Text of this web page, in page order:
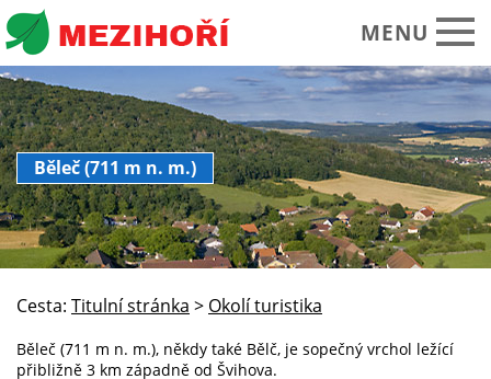
MENU
Obecní úřad
O obci Mezihoří
Historie Památky
Spolky sdružení
Okolí turistika
Kalendář akcí
Běleč (711 m n. m.)
Cesta: Titulní stránka > Okolí turistika
Běleč (711 m n. m.), někdy také Bělč, je sopečný vrchol ležící
přibližně 3 km západně od Švihova.